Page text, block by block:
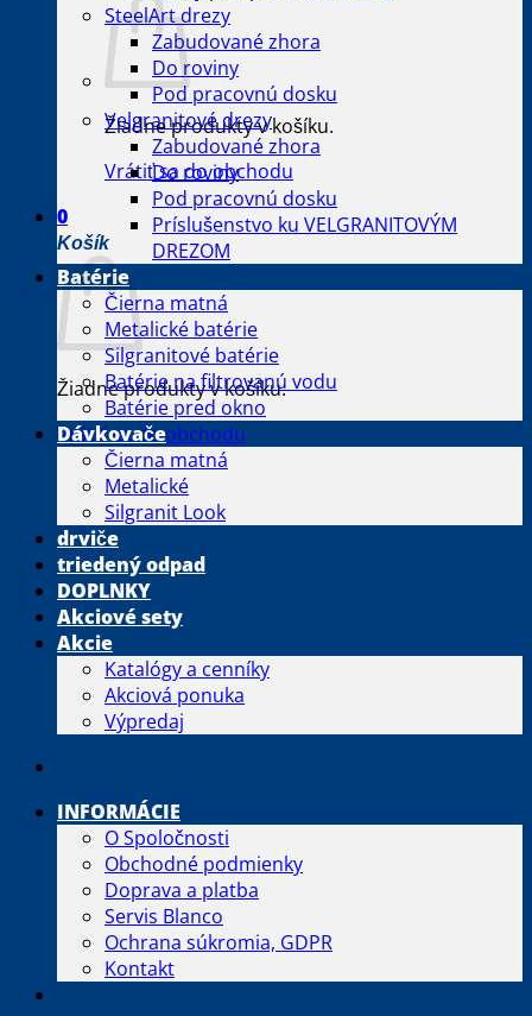
Žiadne produkty v košíku.
Vrátiť sa do obchodu
0
Košík
Žiadne produkty v košíku.
Vrátiť sa do obchodu
SteelArt drezy
Zabudované zhora
Do roviny
Pod pracovnú dosku
Velgranitové drezy
Zabudované zhora
Do roviny
Pod pracovnú dosku
Príslušenstvo ku VELGRANITOVÝM
DREZOM
Batérie
Čierna matná
Metalické batérie
Silgranitové batérie
Batérie na filtrovanú vodu
Batérie pred okno
Dávkovače
Čierna matná
Metalické
Silgranit Look
drviče
triedený odpad
DOPLNKY
Akciové sety
Akcie
Katalógy a cenníky
Akciová ponuka
Výpredaj
INFORMÁCIE
O Spoločnosti
Obchodné podmienky
Doprava a platba
Servis Blanco
Ochrana súkromia, GDPR
Kontakt